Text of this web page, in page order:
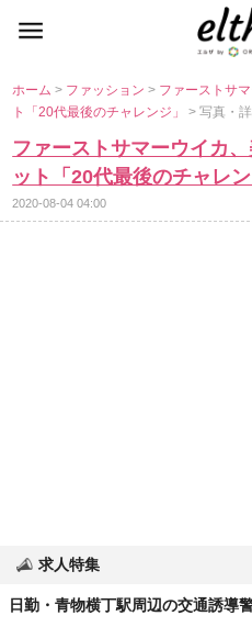
ホーム> ファッション> ファーストサ
ト「20代最後のチャレンジ」> 写真・
ファーストサマーウイカ
ット「20代最後のチャレン
2020-08-04 04:00
求人特集
日勤・青物横丁駅周辺の交通誘導